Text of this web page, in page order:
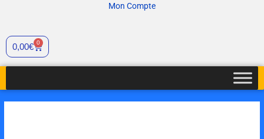
Mon Compte
0,00€ 0
Panier